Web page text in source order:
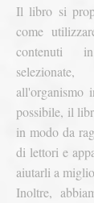
Il libro si
come
contenuti
all'organismo
possibile, il
in modo da
di lettori e
aiutarli a
Inoltre,